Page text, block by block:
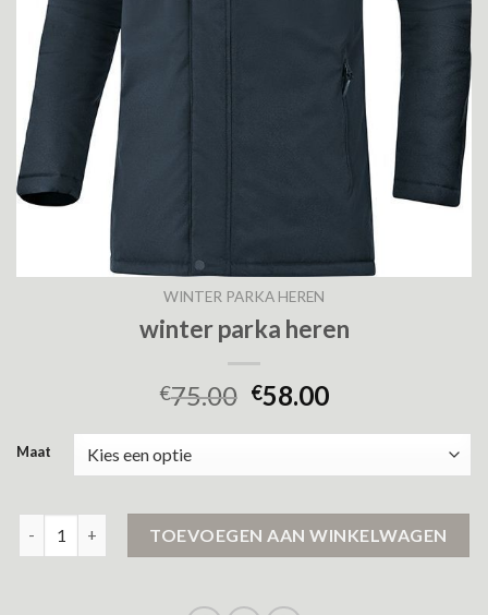
WINTER PARKA HEREN
winter parka heren
€75.00 €58.00
Maat
TOEVOEGEN AAN WINKELWAGEN